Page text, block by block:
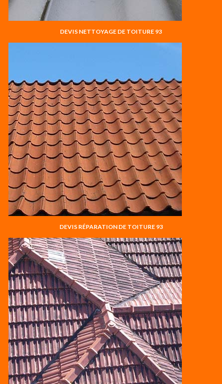
DEVIS NETTOYAGE DE TOITURE 93
DEVIS RÉPARATION DE TOITURE 93